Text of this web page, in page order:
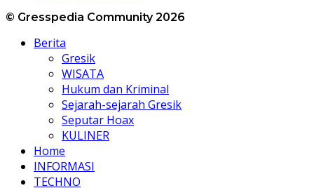
© Gresspedia Community 2026
Berita
Gresik
WISATA
Hukum dan Kriminal
Sejarah-sejarah Gresik
Seputar Hoax
KULINER
Home
INFORMASI
TECHNO